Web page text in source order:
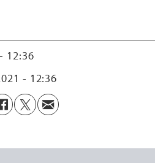
12:36
- 12:36